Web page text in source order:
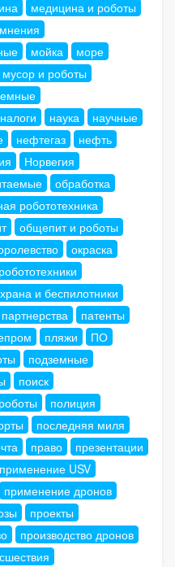
медицина и роботы
мнения
мойка
море
мусор и роботы
налоги наука
научные
нефтегаз
нефть
Норвегия
обработка
робототехника
общепит и роботы
окраска
и беспилотники
партнерства
патенты
пляжи
ПО
подземные
поиск
полиция
последняя миля
право
презентации
применение USV
применение дронов
проекты
производство дронов